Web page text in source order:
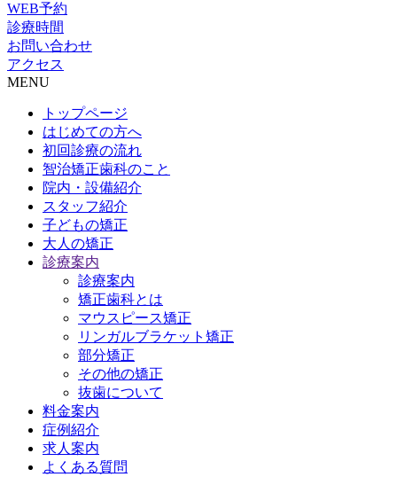
WEB予約
診療時間
お問い合わせ
アクセス
MENU
トップページ
はじめての方へ
初回診療の流れ
智治矯正歯科のこと
院内・設備紹介
スタッフ紹介
子どもの矯正
大人の矯正
診療案内
診療案内
矯正歯科とは
マウスピース矯正
リンガルブラケット矯正
部分矯正
その他の矯正
抜歯について
料金案内
症例紹介
求人案内
よくある質問